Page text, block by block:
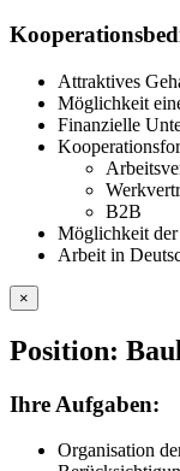
Attraktives
Möglichkeit
Finanzielle
B2B
Möglichkeit der
Arbeit in
×
Position:
Ihre Aufgaben:
Organisation